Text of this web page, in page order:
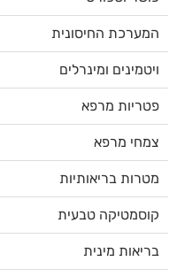
המערכת החיסונית
ויטמינים ומינרלים
פטריות מרפא
צמחי מרפא
מטרות בריאותיות
קוסמטיקה טבעית
בריאות מינית